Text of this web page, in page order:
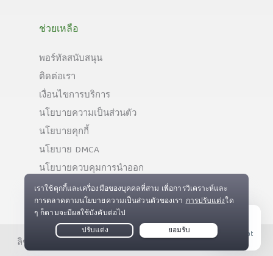
ช่วยเหลือ
พอร์ทัลสนับสนุน
ติดต่อเรา
เงื่อนไขการบริการ
นโยบายความเป็นส่วนตัว
นโยบายคุกกี้
นโยบาย DMCA
นโยบายควบคุมการนำออก
ลิขสิทธิ์ © Private Internet Access, Inc. สงวนลิขสิทธิ์
Live Chat